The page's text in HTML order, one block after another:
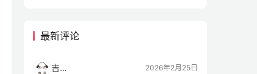
最新评论
吉开 2026年2月25日